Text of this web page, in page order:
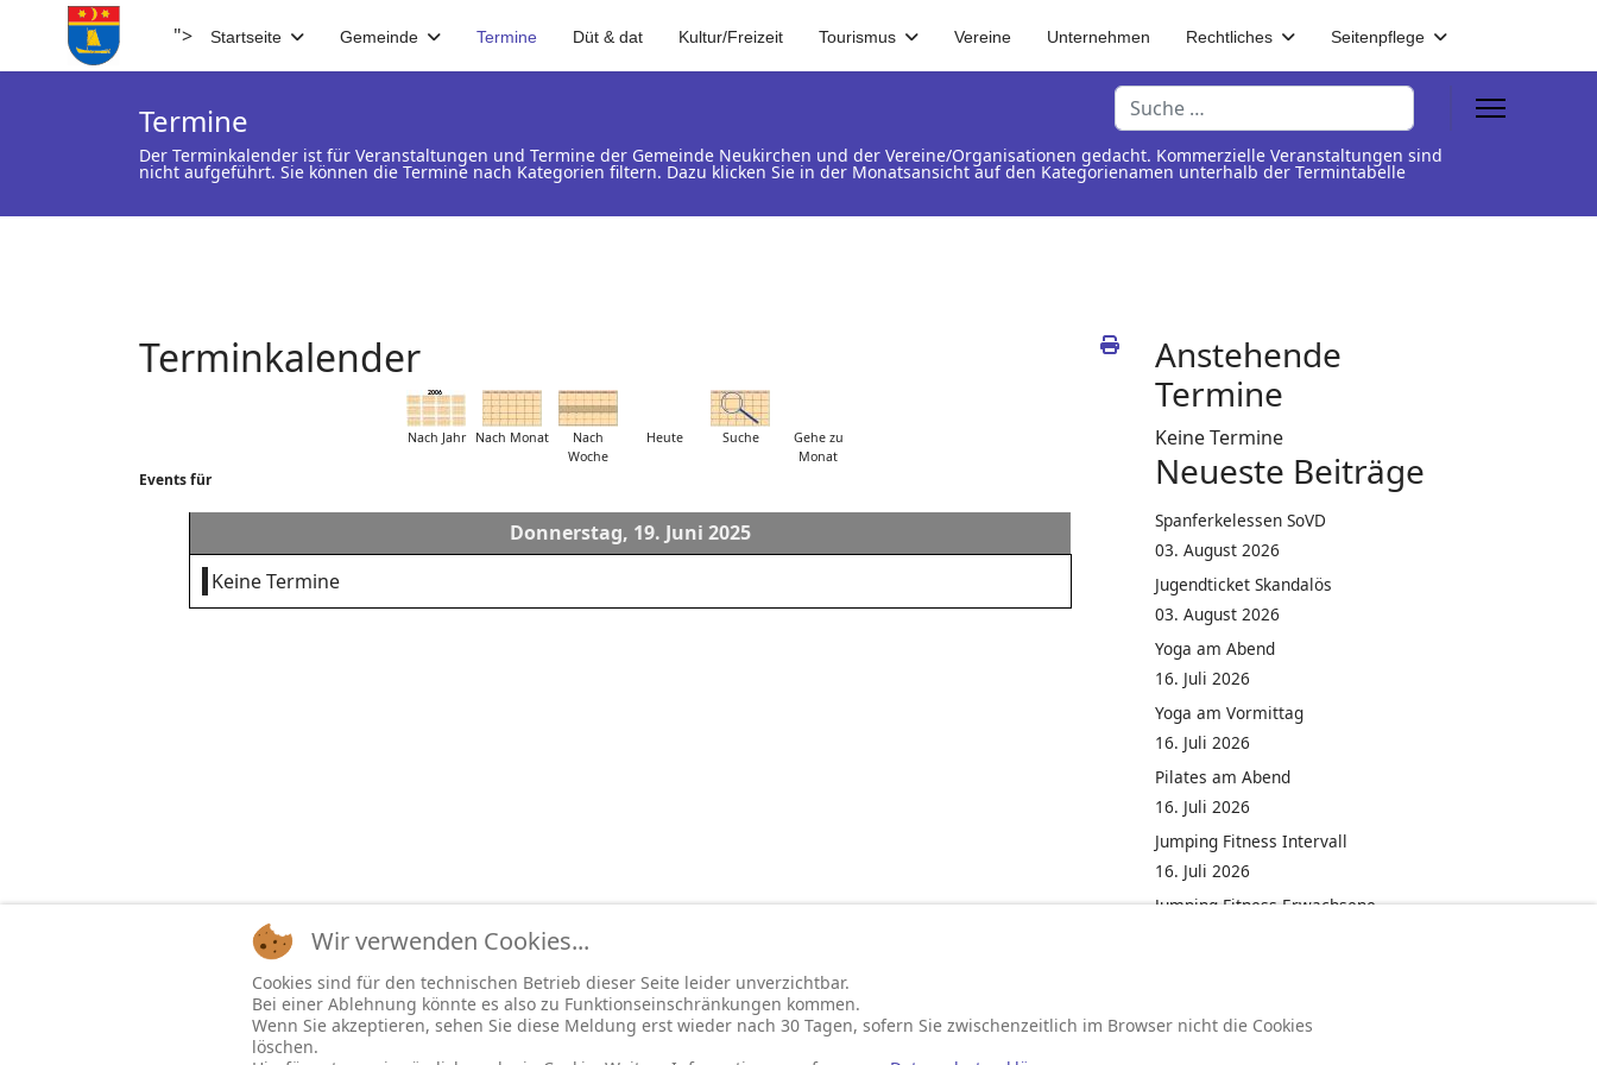
"> Startseite Gemeinde Termine Düt & dat Kultur/Freizeit Tourismus Vereine Unternehmen Rechtliches Seitenpflege
Suchen
Termine
Der Terminkalender ist für Veranstaltungen und Termine der Gemeinde Neukirchen und der Vereine/Organisationen gedacht. Kommerzielle Veranstaltungen sind
nicht aufgeführt. Sie können die Termine nach Kategorien filtern. Dazu klicken Sie in der Monatsansicht auf den Kategorienamen unterhalb der Termintabelle
Terminkalender
Nach Jahr Nach Monat
Nach
Woche
Heute Suche
Gehe zu
Monat
Events für
Donnerstag, 19. Juni 2025
Keine Termine
Anstehende
Termine
Keine Termine
Neueste Beiträge
Spanferkelessen SoVD
03. August 2026
Jugendticket Skandalös
03. August 2026
Yoga am Abend
16. Juli 2026
Yoga am Vormittag
16. Juli 2026
Pilates am Abend
16. Juli 2026
Jumping Fitness Intervall
16. Juli 2026
Jumping Fitness Erwachsene
Wir verwenden Cookies...
Cookies sind für den technischen Betrieb dieser Seite leider unverzichtbar.
Bei einer Ablehnung könnte es also zu Funktionseinschränkungen kommen.
Wenn Sie akzeptieren, sehen Sie diese Meldung erst wieder nach 30 Tagen, sofern Sie zwischenzeitlich im Browser nicht die Cookies
löschen.